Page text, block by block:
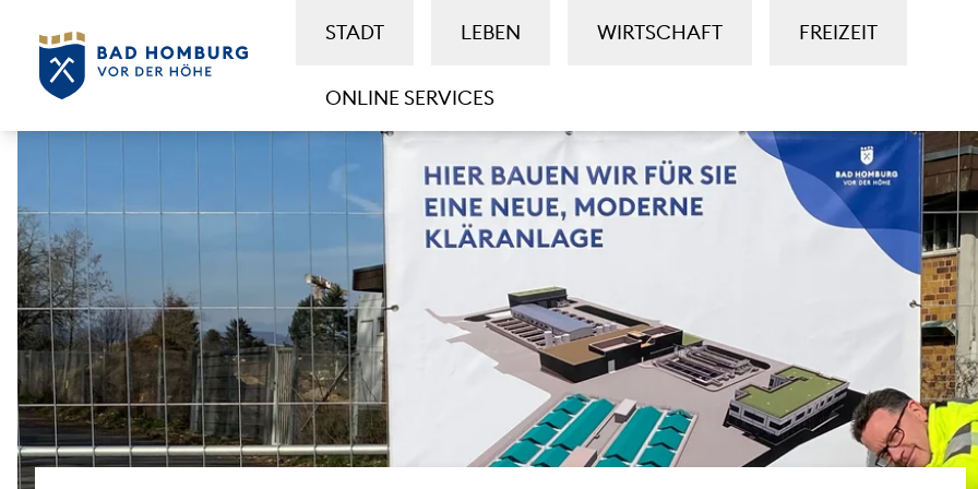
STADT LEBEN WIRTSCHAFT FREIZEIT
ONLINE SERVICES